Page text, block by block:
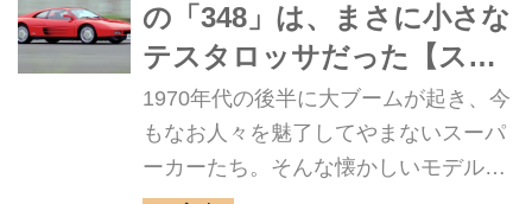
の「348」は、まさに小さな
テスタロッサだった【スー
パーカークロニクル／030】
1970年代の後半に大ブームが起き、今
もなお人々を魅了してやまないスーパ
ーカーたち。そんな懐かしいモデルか